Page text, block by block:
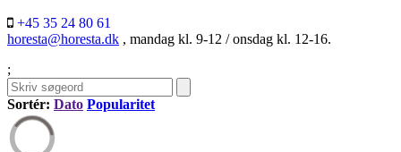
+45 35 24 80 61
horesta@horesta.dk , mandag kl. 9-12 / onsdag kl. 12-16.
;
Sortér: Dato Popularitet